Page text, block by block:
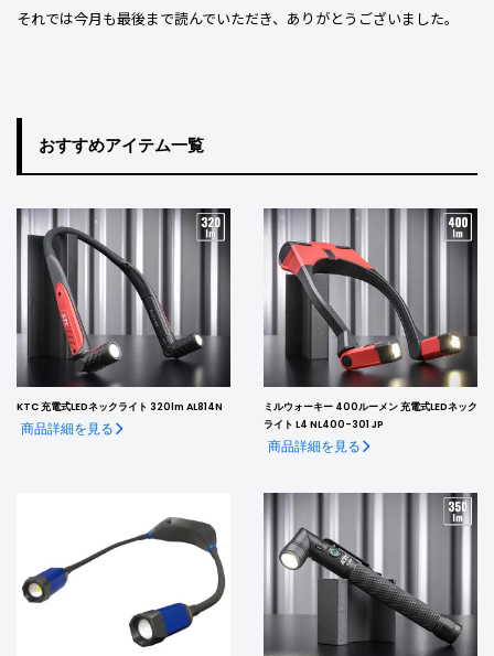
それでは今月も最後まで読んでいただき、ありがとうございました。
おすすめアイテム一覧
KTC 充電式LEDネックライト 320lm AL814N
商品詳細を見る
ミルウォーキー 400ルーメン 充電式LEDネック
ライト L4 NL400-301 JP
商品詳細を見る